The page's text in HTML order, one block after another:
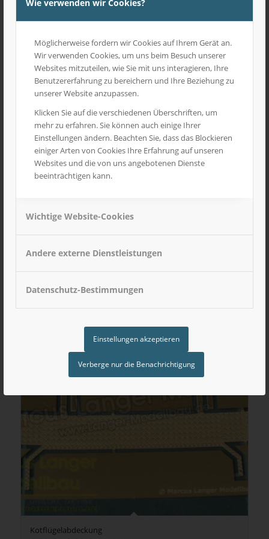
Wie verwenden wir Cookies?
Möglicherweise fordern wir Cookies auf Ihrem Gerät an.
Wir verwenden Cookies, um uns beim Besuch unserer
Websites mitzuteilen, wie Sie mit uns interagieren, Ihre
Benutzererfahrung zu bereichern und Ihre Beziehung zu
unserer Website anzupassen.
Klicken Sie auf die verschiedenen Überschriften, um
mehr zu erfahren. Sie können auch einige Ihrer
Einstellungen ändern. Beachten Sie, dass das Blockieren
einiger Arten von Cookies Ihre Erfahrung auf unseren
Websites und die von uns angebotenen Dienste
beeinträchtigen kann.
Wichtige Website-Cookies
Andere externe Dienstleistungen
Datenschutz-Bestimmungen
Einstellungen akzeptieren
Verberge nur die Benachrichtigung
Kotflügelabdeckung